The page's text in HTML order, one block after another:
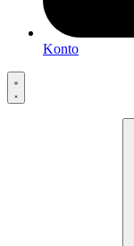
Konto